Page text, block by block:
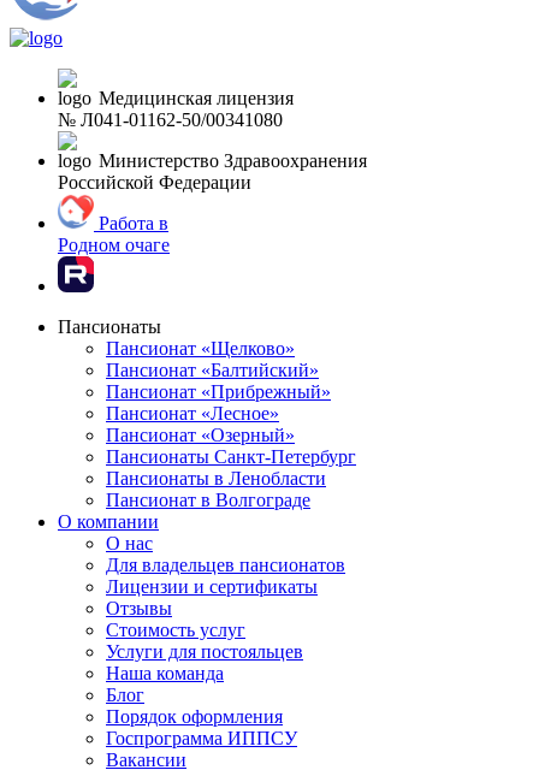
Медицинская лицензия
№ Л041-01162-50/00341080
Министерство Здравоохранения
Российской Федерации
Работа в
Родном очаге
Пансионаты
Пансионат «Щелково»
Пансионат «Балтийский»
Пансионат «Прибрежный»
Пансионат «Лесное»
Пансионат «Озерный»
Пансионаты Санкт-Петербург
Пансионаты в Ленобласти
Пансионат в Волгограде
О компании
О нас
Для владельцев пансионатов
Лицензии и сертификаты
Отзывы
Стоимость услуг
Услуги для постояльцев
Наша команда
Блог
Порядок оформления
Госпрограмма ИППСУ
Вакансии